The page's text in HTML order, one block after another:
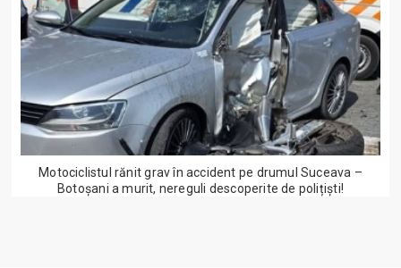
Motociclistul rănit grav în accident pe drumul Suceava –
Botoșani a murit, nereguli descoperite de polițiști!